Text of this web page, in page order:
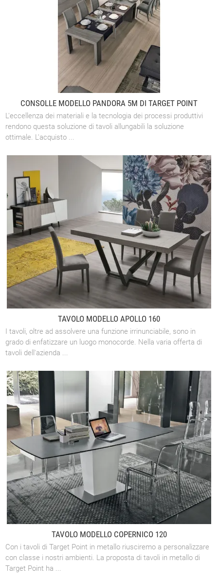
CONSOLLE MODELLO PANDORA 5M DI TARGET POINT
L'eccellenza dei materiali e la tecnologia dei processi produttivi
rendono questa soluzione di tavoli allungabili la soluzione
ottimale. L'acquisto ...
TAVOLO MODELLO APOLLO 160
I tavoli, oltre ad assolvere una funzione irrinunciabile, sono in
grado di enfatizzare un luogo monocorde. Nella varia offerta di
tavoli dell'azienda ...
TAVOLO MODELLO COPERNICO 120
Con i tavoli di Target Point in metallo riusciremo a personalizzare
con classe i nostri ambienti. La proposta di tavoli in metallo di
Target Point ha ...